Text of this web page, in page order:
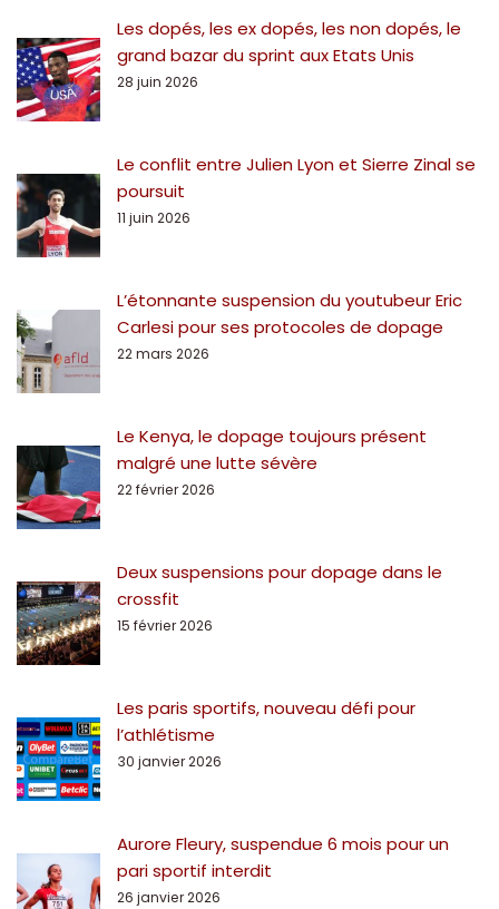
Les dopés, les ex dopés, les non dopés, le
grand bazar du sprint aux Etats Unis
28 juin 2026
Le conflit entre Julien Lyon et Sierre Zinal se
poursuit
11 juin 2026
L’étonnante suspension du youtubeur Eric
Carlesi pour ses protocoles de dopage
22 mars 2026
Le Kenya, le dopage toujours présent
malgré une lutte sévère
22 février 2026
Deux suspensions pour dopage dans le
crossfit
15 février 2026
Les paris sportifs, nouveau défi pour
l’athlétisme
30 janvier 2026
Aurore Fleury, suspendue 6 mois pour un
pari sportif interdit
26 janvier 2026